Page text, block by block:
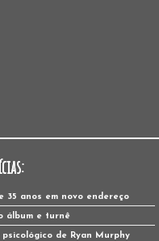
35 anos em novo endereço
álbum e turnê
de Ryan Murphy